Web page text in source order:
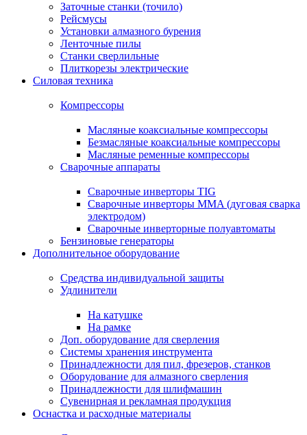
Заточные станки (точило)
Рейсмусы
Установки алмазного бурения
Ленточные пилы
Станки сверлильные
Плиткорезы электрические
Силовая техника
Компрессоры
Масляные коаксиальные компрессоры
Безмасляные коаксиальные компрессоры
Масляные ременные компрессоры
Сварочные аппараты
Сварочные инверторы TIG
Сварочные инверторы MMA (дуговая сварка
электродом)
Сварочные инверторные полуавтоматы
Бензиновые генераторы
Дополнительное оборудование
Средства индивидуальной защиты
Удлинители
На катушке
На рамке
Доп. оборудование для сверления
Системы хранения инструмента
Принадлежности для пил, фрезеров, станков
Оборудование для алмазного сверления
Принадлежности для шлифмашин
Сувенирная и рекламная продукция
Оснастка и расходные материалы